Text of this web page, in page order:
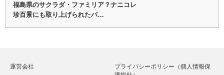
福島県のサクラダ・ファミリア？ナニコレ
珍百景にも取り上げられたパ…
運営会社
プライバシーポリシー（個人情報保